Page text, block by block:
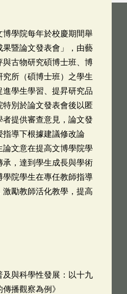
博學院每年於校慶期間舉
果暨論文發表會」，由藝
與古物研究碩博士班、博
所（碩博士班）之學生
學生學習、提昇研究品
特別於論文發表會後以匿
提供審查意見，論文發
指導下根據建議修改論
論文意在提高文博學院學
承，達到學生成長與學術
學院學生在專任教師指導
勵教師活化教學，提高
及與科學性發展：以十九
播觀察為例》